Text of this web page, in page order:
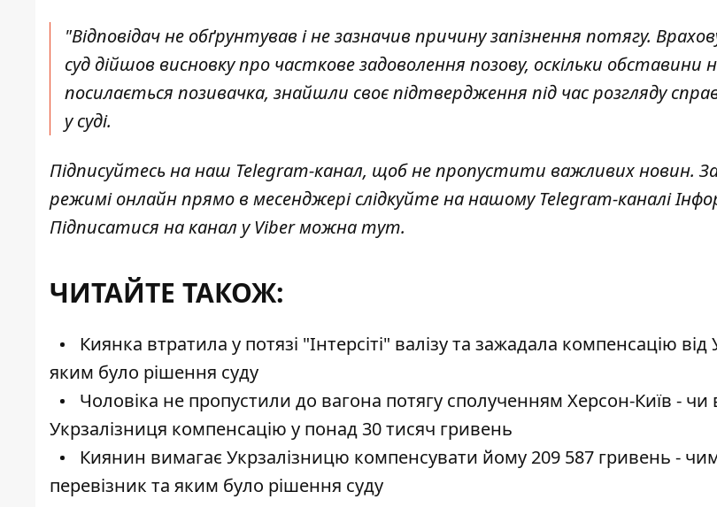
"Відповідач не обґрунтував і не зазначив причину запізнення потягу.
суд дійшов висновку про часткове задоволення позову, оскільки обставини
посилається позивачка, знайшли своє підтвердження під час розгляду
у суді.
Підписуйтесь на наш Telegram-канал, щоб не пропустити важливих новин.
режимі онлайн прямо в месенджері слідкуйте на нашому Telegram-каналі
Підписатися на канал у Viber можнатут.
ЧИТАЙТЕ ТАКОЖ:
Киянка втратила у потязі "Інтерсіті" валізу та зажадала компенсацію від
яким було рішення суду
Чоловіка не пропустили до вагона потягу сполученням Херсон-Київ - чи
Укрзалізниця компенсацію у понад 30 тисяч гривень
Киянин вимагає Укрзалізницю компенсувати йому 209 587 гривень -
перевізник та яким було рішення суду